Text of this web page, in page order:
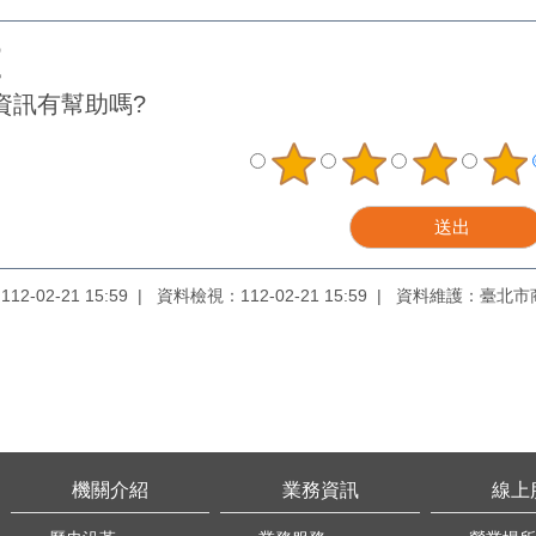
訊有幫助嗎?
02-21 15:59 資料檢視：112-02-21 15:59 資料維護：臺北市
機關介紹 業務資訊 線上